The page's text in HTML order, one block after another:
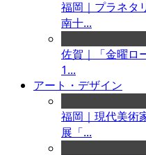
福岡｜プラネタ
南十...
佐賀｜「金曜ロ
1...
アート・デザイン
福岡｜現代美術
展「...